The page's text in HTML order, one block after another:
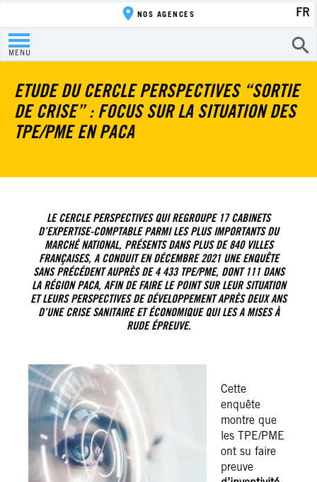
MENU
NOS AGENCES FR
ETUDE DU CERCLE PERSPECTIVES “SORTIE
DE CRISE” : FOCUS SUR LA SITUATION DES
TPE/PME EN PACA
LE CERCLE PERSPECTIVES QUI REGROUPE 17 CABINETS
D’EXPERTISE-COMPTABLE PARMI LES PLUS IMPORTANTS DU
MARCHÉ NATIONAL, PRÉSENTS DANS PLUS DE 840 VILLES
FRANÇAISES, A CONDUIT EN DÉCEMBRE 2021 UNE ENQUÊTE
SANS PRÉCÉDENT AUPRÈS DE 4 433 TPE/PME, DONT 111 DANS
LA RÉGION PACA, AFIN DE FAIRE LE POINT SUR LEUR SITUATION
ET LEURS PERSPECTIVES DE DÉVELOPPEMENT APRÈS DEUX ANS
D’UNE CRISE SANITAIRE ET ÉCONOMIQUE QUI LES A MISES À
RUDE ÉPREUVE.
Cette
enquête
montre que
les TPE/PME
ont su faire
preuve